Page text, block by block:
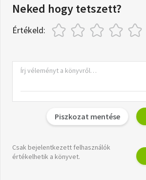
Neked hogy tetszett?
Értékeld:
Piszkozat mentése
Csak bejelentkezett felhasználók
értékelhetik a könyvet.